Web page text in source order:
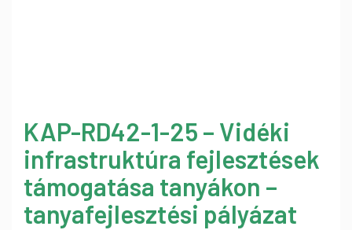
KAP-RD42-1-25 – Vidéki
infrastruktúra fejlesztések
támogatása tanyákon –
tanyafejlesztési pályázat